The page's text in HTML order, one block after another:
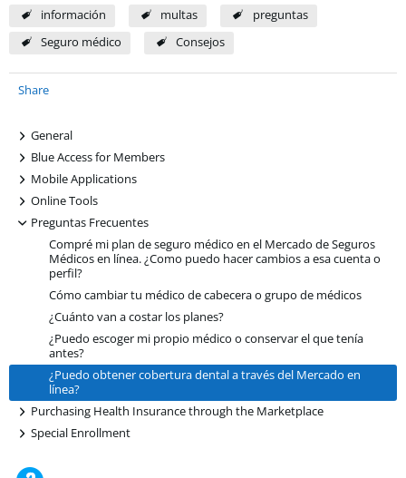
información multas
preguntas
Seguro médico
Consejos
Share
+
General
+
Blue Access for Members
+
Mobile Applications
+
Online Tools
-
Preguntas Frecuentes
Compré mi plan de seguro médico en el Mercado de Seguros
Médicos en línea. ¿Como puedo hacer cambios a esa cuenta o
perfil?
Cómo cambiar tu médico de cabecera o grupo de médicos
¿Cuánto van a costar los planes?
¿Puedo escoger mi propio médico o conservar el que tenía
antes?
¿Puedo obtener cobertura dental a través del Mercado en
línea?
+
Purchasing Health Insurance through the Marketplace
+
Special Enrollment